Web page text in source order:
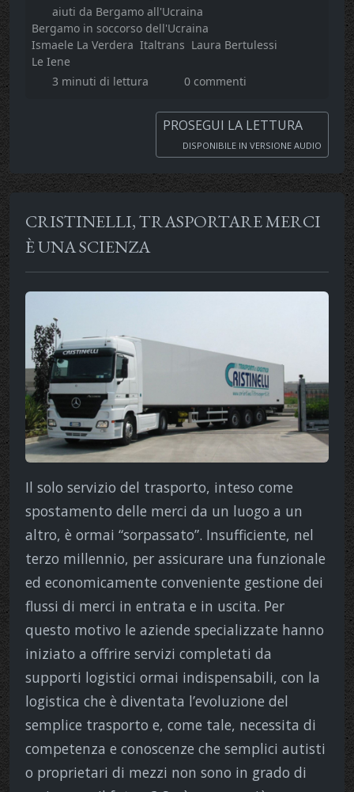
aiuti da Bergamo all'Ucraina
Bergamo in soccorso dell'Ucraina
Ismaele La Verdera Italtrans Laura Bertulessi
Le Iene
3 minuti di lettura
0 commenti
PROSEGUI LA LETTURA
DISPONIBILE IN VERSIONE AUDIO
CRISTINELLI, TRASPORTARE MERCI
È UNA SCIENZA
Il solo servizio del trasporto, inteso come
spostamento delle merci da un luogo a un
altro, è ormai “sorpassato”. Insufficiente, nel
terzo millennio, per assicurare una funzionale
ed economicamente conveniente gestione dei
flussi di merci in entrata e in uscita. Per
questo motivo le aziende specializzate hanno
iniziato a offrire servizi completati da
supporti logistici ormai indispensabili, con la
logistica che è diventata l’evoluzione del
semplice trasporto e, come tale, necessita di
competenza e conoscenze che semplici autisti
o proprietari di mezzi non sono in grado di